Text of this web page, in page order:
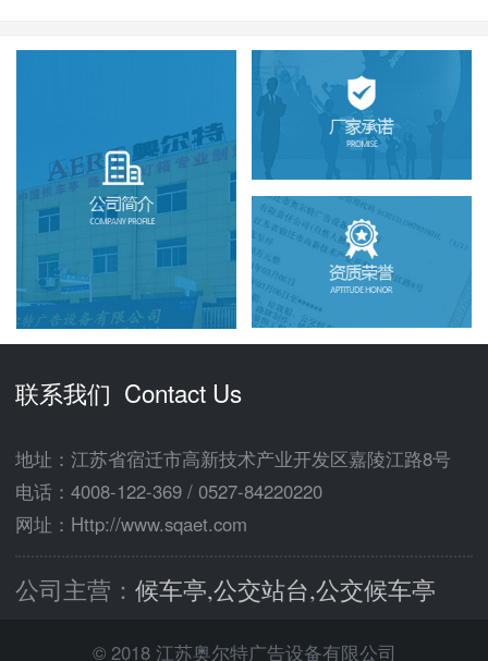
联系我们 Contact Us
地址：江苏省宿迁市高新技术产业开发区嘉陵江路8号
电话： 4008-122-369 / 0527-84220220
网址：Http://www.sqaet.com
公司主营： 候车亭,公交站台,公交候车亭
© 2018 江苏奥尔特广告设备有限公司